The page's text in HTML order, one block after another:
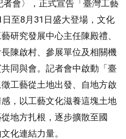
會〉，正式宣告「臺灣工藝
至8月31日盛大登場，文化
研究發展中心主任陳殿禮、
陳啟村、參展單位及相關機
同與會。記者會中啟動「臺
工藝從土地出發、自地方啟
，以工藝文化滋養這塊土地
地方扎根，逐步擴散至國
化連結力量。